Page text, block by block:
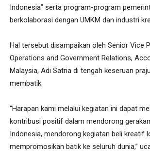
Indonesia” serta program-program
berkolaborasi dengan UMKM dan industri
Hal tersebut disampaikan oleh Senior Vice
Operations and Government Relations,
Malaysia, Adi Satria di tengah keseruan
membatik.
“Harapan kami melalui kegiatan ini dapat
kontribusi positif dalam mendorong
Indonesia, mendorong kegiatan beli kreatif
mempromosikan batik ke seluruh dunia,”